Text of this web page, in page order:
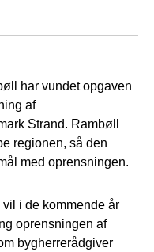
har vundet opgaven
af
Strand. Rambøll
regionen, så den
med oprensningen.
i de kommende år
oprensningen af
bygherrerådgiver